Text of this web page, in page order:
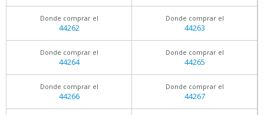
Donde comprar el
44262
Donde comprar el
44263
Donde comprar el
44264
Donde comprar el
44265
Donde comprar el
44266
Donde comprar el
44267